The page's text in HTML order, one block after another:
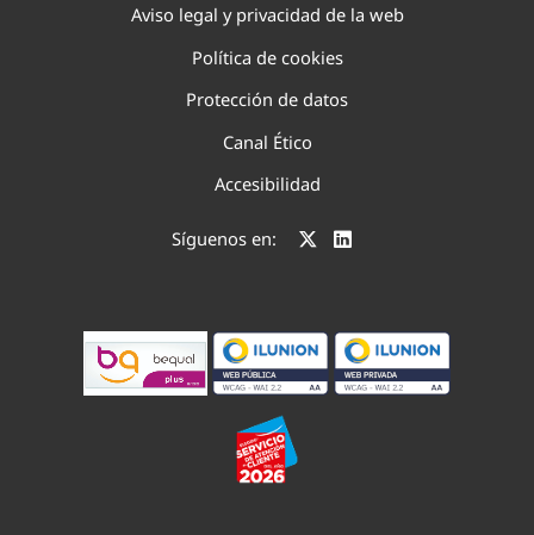
Aviso legal y privacidad de la web
Política de cookies
Protección de datos
Canal Ético
Accesibilidad
Síguenos en: